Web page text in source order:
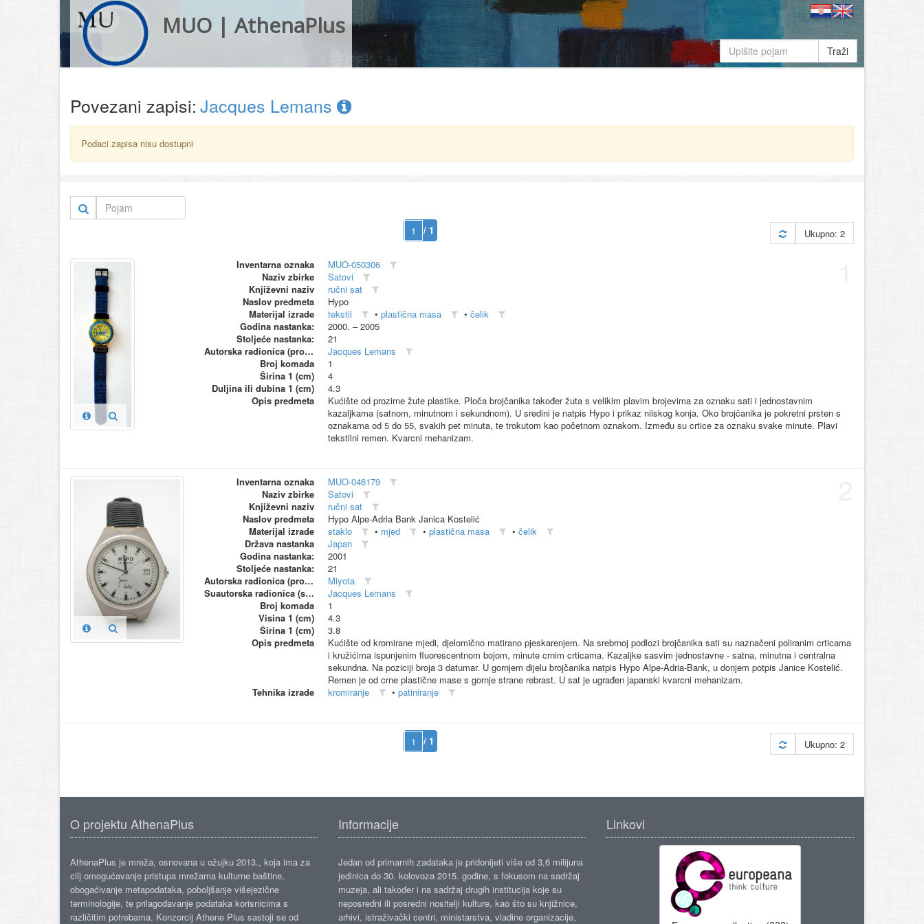
MUO | AthenaPlus
Traži
Povezani zapisi:Jacques Lemans
Podaci zapisa nisu dostupni
/ 1 Ukupno: 2
Inventarna oznaka
MUO-050306
Naziv zbirke
Satovi
Književni naziv
ručni sat
Naslov predmeta
Hypo
Materijal izrade
tekstil • plastična masa • čelik
Godina nastanka:
2000. – 2005
Stoljeće nastanka:
21
Autorska radionica (proizvođač)
Jacques Lemans
Broj komada
1
Širina 1 (cm)
4
Duljina ili dubina 1 (cm)
4.3
Opis predmeta
Kućište od prozirne žute plastike. Ploča brojčanika također žuta s velikim plavim brojevima za oznaku sati i jednostavnim
kazaljkama (satnom, minutnom i sekundnom). U sredini je natpis Hypo i prikaz nilskog konja. Oko brojčanika je pokretni prsten s
oznakama od 5 do 55, svakih pet minuta, te trokutom kao početnom oznakom. Između su crtice za oznaku svake minute. Plavi
tekstilni remen. Kvarcni mehanizam.
Inventarna oznaka
MUO-046179
Naziv zbirke
Satovi
Književni naziv
ručni sat
Naslov predmeta
Hypo Alpe-Adria Bank Janica Kostelić
Materijal izrade
staklo • mjed • plastična masa • čelik
Država nastanka
Japan
Godina nastanka:
2001
Stoljeće nastanka:
21
Autorska radionica (proizvođač)
Miyota
Suautorska radionica (suproizvođač)
Jacques Lemans
Broj komada
1
Visina 1 (cm)
4.3
Širina 1 (cm)
3.8
Opis predmeta
Kućište od kromirane mjedi, djelomično matirano pjeskarenjem. Na srebrnoj podlozi brojčanika sati su naznačeni poliranim crticama
i kružićima ispunjenim fluorescentnom bojom, minute crnim crticama. Kazaljke sasvim jednostavne - satna, minutna i centralna
sekundna. Na poziciji broja 3 datumar. U gornjem dijelu brojčanika natpis Hypo Alpe-Adria-Bank, u donjem potpis Janice Kostelić.
Remen je od crne plastične mase s gornje strane rebrast. U sat je ugrađen japanski kvarcni mehanizam.
Tehnika izrade
kromiranje • patiniranje
/ 1 Ukupno: 2
O projektu AthenaPlus
AthenaPlus je mreža, osnovana u ožujku 2013., koja ima za
cilj omogućavanje pristupa mrežama kulturne baštine,
obogaćivanje metapodataka, poboljšanje višejezične
terminologije, te prilagođavanje podataka korisnicima s
različitim potrebama. Konzorcij Athene Plus sastoji se od
Informacije
Jedan od primarnih zadataka je pridonijeti više od 3,6 milijuna
jedinica do 30. kolovoza 2015. godine, s fokusom na sadržaj
muzeja, ali također i na sadržaj drugih institucija koje su
neposredni ili posredni nositelji kulture, kao što su knjižnice,
arhivi, istraživački centri, ministarstva, vladine organizacije,
Linkovi